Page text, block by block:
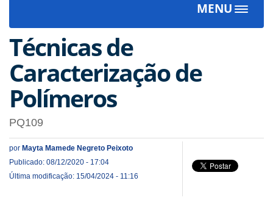
MENU
Toggle
Técnicas de
Caracterização de
Polímeros
PQ109
por Mayta Mamede Negreto Peixoto
Publicado: 08/12/2020 - 17:04
Última modificação: 15/04/2024 - 11:16